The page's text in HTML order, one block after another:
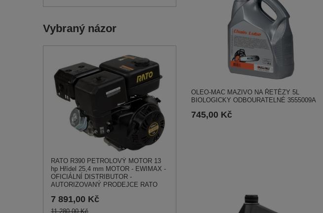
Vybraný názor
RATO R390 PETROLOVÝ MOTOR 13
hp Hřídel 25,4 mm MOTOR - EWIMAX -
OFICIÁLNÍ DISTRIBUTOR -
AUTORIZOVANÝ PRODEJCE RATO
7 891,00 Kč
11 280,00 Kč
OLEO-MAC MAZIVO NA ŘETĚZY 5L
BIOLOGICKY ODBOURATELNÉ 3555009A
745,00 Kč